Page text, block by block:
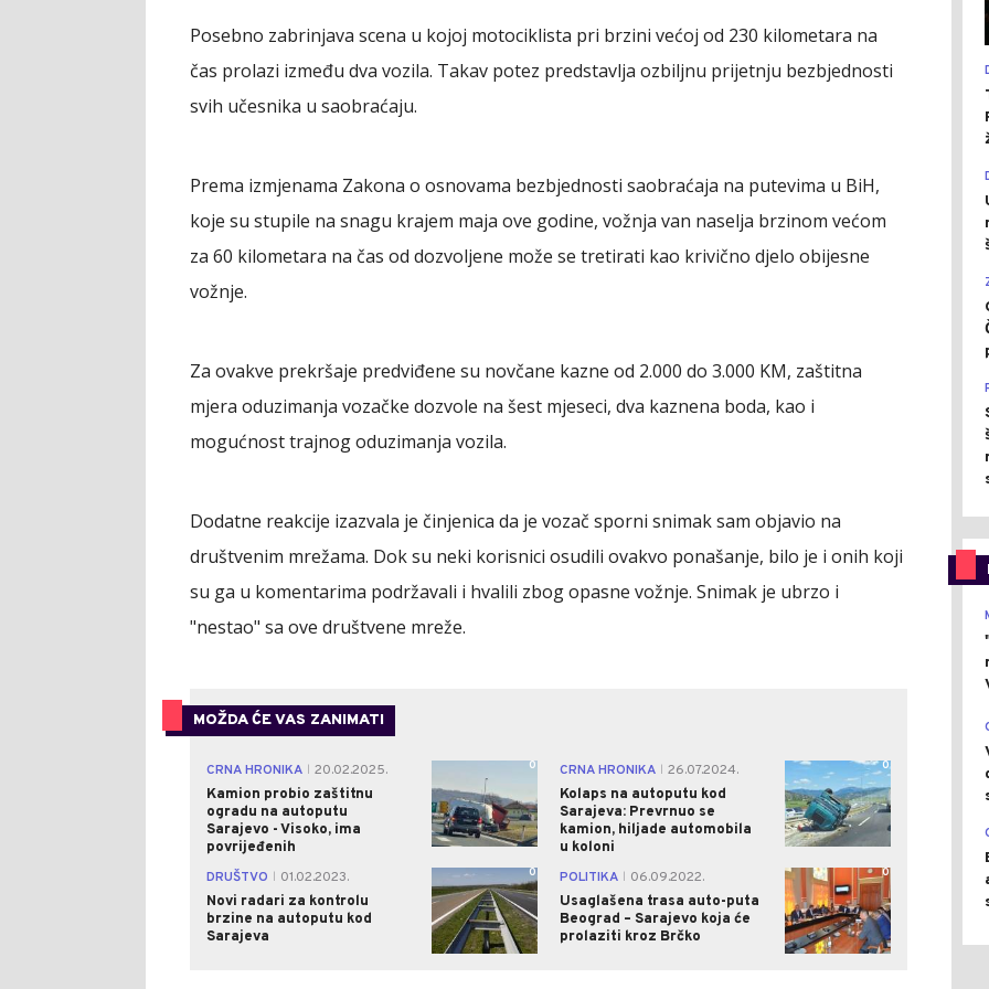
Posebno zabrinjava scena u kojoj motociklista pri brzini većoj od 230 kilometara na
čas prolazi između dva vozila. Takav potez predstavlja ozbiljnu prijetnju bezbjednosti
svih učesnika u saobraćaju.
Prema izmjenama Zakona o osnovama bezbjednosti saobraćaja na putevima u BiH,
koje su stupile na snagu krajem maja ove godine, vožnja van naselja brzinom većom
za 60 kilometara na čas od dozvoljene može se tretirati kao krivično djelo obijesne
vožnje.
Za ovakve prekršaje predviđene su novčane kazne od 2.000 do 3.000 KM, zaštitna
mjera oduzimanja vozačke dozvole na šest mjeseci, dva kaznena boda, kao i
mogućnost trajnog oduzimanja vozila.
Dodatne reakcije izazvala je činjenica da je vozač sporni snimak sam objavio na
društvenim mrežama. Dok su neki korisnici osudili ovakvo ponašanje, bilo je i onih koji
su ga u komentarima podržavali i hvalili zbog opasne vožnje. Snimak je ubrzo i
"nestao" sa ove društvene mreže.
MOŽDA ĆE VAS ZANIMATI
CRNA HRONIKA
20.02.2025.
Kamion probio zaštitnu
ogradu na autoputu
Sarajevo - Visoko, ima
povrijeđenih
0 CRNA HRONIKA
26.07.2024.
Kolaps na autoputu kod
Sarajeva: Prevrnuo se
kamion, hiljade automobila
u koloni
0
DRUŠTVO
01.02.2023.
Novi radari za kontrolu
brzine na autoputu kod
Sarajeva
0 POLITIKA
06.09.2022.
Usaglašena trasa auto-puta
Beograd – Sarajevo koja će
prolaziti kroz Brčko
0